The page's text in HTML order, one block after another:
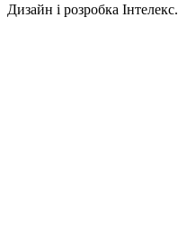
Дизайн і розробка Інтелекс.